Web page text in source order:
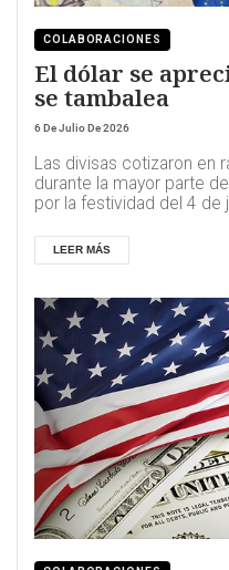
COLABORACIONES
El dólar se
se tambalea
6 De Julio De 2026
Las divisas cotizaron en
durante la mayor parte
por la festividad del 4 de
LEER MÁS